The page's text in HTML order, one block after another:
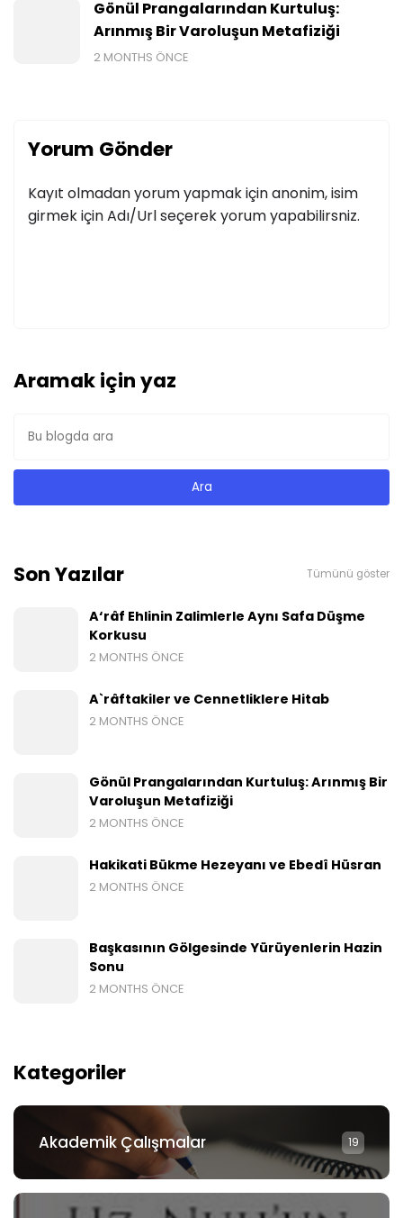
Gönül Prangalarından Kurtuluş:
Arınmış Bir Varoluşun Metafiziği
2 MONTHS ÖNCE
Yorum Gönder
Kayıt olmadan yorum yapmak için anonim, isim
girmek için Adı/Url seçerek yorum yapabilirsniz.
Aramak için yaz
Son Yazılar Tümünü göster
A‘râf Ehlinin Zalimlerle Aynı Safa Düşme
Korkusu
2 MONTHS ÖNCE
A`râftakiler ve Cennetliklere Hitab
2 MONTHS ÖNCE
Gönül Prangalarından Kurtuluş: Arınmış Bir
Varoluşun Metafiziği
2 MONTHS ÖNCE
Hakikati Bükme Hezeyanı ve Ebedî Hüsran
2 MONTHS ÖNCE
Başkasının Gölgesinde Yürüyenlerin Hazin
Sonu
2 MONTHS ÖNCE
Kategoriler
Akademik Çalışmalar 19